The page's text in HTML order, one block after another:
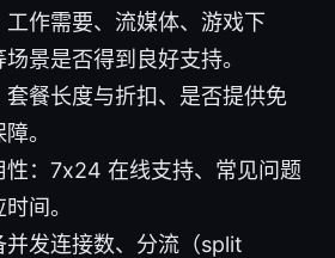
作需要、流媒体、游戏下
景是否得到良好支持。
餐长度与折扣、是否提供免
。
性：7x24 在线支持、常见问题
间。
并发连接数、分流（split